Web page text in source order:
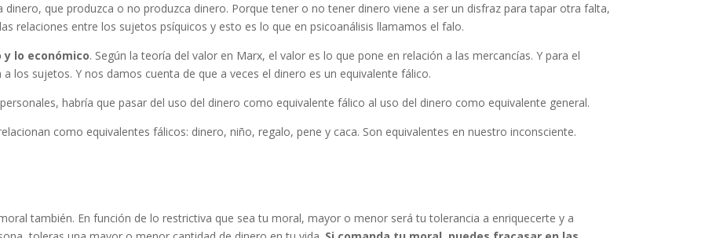
que produzca o no produzca dinero. Porque tener o no tener dinero viene a ser un disfraz para tapar otra falta,
relaciones entre los sujetos psíquicos y esto es lo que en psicoanálisis llamamos el falo.
lo económico. Según la teoría del valor en Marx, el valor es lo que pone en relación a las mercancías. Y para el
los sujetos. Y nos damos cuenta de que a veces el dinero es un equivalente fálico.
habría que pasar del uso del dinero como equivalente fálico al uso del dinero como equivalente general.
como equivalentes fálicos: dinero, niño, regalo, pene y caca. Son equivalentes en nuestro inconsciente.
también. En función de lo restrictiva que sea tu moral, mayor o menor será tu tolerancia a enriquecerte y a